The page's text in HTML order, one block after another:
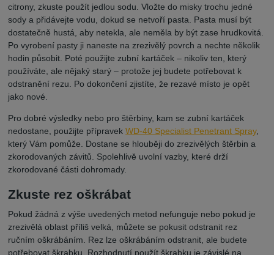
citrony, zkuste použít jedlou sodu. Vložte do misky trochu jedné
sody a přidávejte vodu, dokud se netvoří pasta. Pasta musí být
dostatečně hustá, aby netekla, ale neměla by být zase hrudkovitá.
Po vyrobení pasty ji naneste na zrezivělý povrch a nechte několik
hodin působit. Poté použijte zubní kartáček – nikoliv ten, který
používáte, ale nějaký starý – protože jej budete potřebovat k
odstranění rezu. Po dokončení zjistíte, že rezavé místo je opět
jako nové.
Pro dobré výsledky nebo pro štěrbiny, kam se zubní kartáček
nedostane, použijte přípravekWD-40 Specialist Penetrant Spray,
který Vám pomůže. Dostane se hlouběji do zrezivělých štěrbin a
zkorodovaných závitů. Spolehlivě uvolní vazby, které drží
zkorodované části dohromady.
Zkuste rez oškrábat
Pokud žádná z výše uvedených metod nefunguje nebo pokud je
zrezivělá oblast příliš velká, můžete se pokusit odstranit rez
ručním oškrábáním. Rez lze oškrábáním odstranit, ale budete
potřebovat škrabku. Rozhodnutí použít škrabku je závislé na